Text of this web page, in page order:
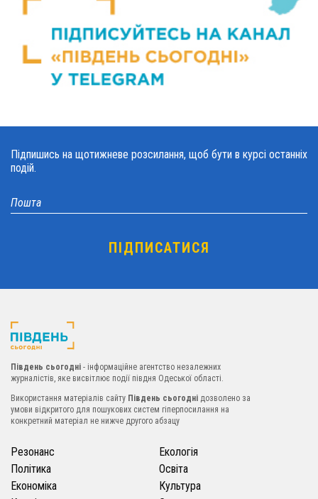
Підпишись на щотижневе розсилання, щоб бути в курсі останніх
подій.
Південь сьогодні - інформаційне агентство незалежних
журналістів, яке висвітлює події півдня Одеської області.
Використання матеріалів сайту Південь сьогодні дозволено за
умови відкритого для пошукових систем гіперпосилання на
конкретний матеріал не нижче другого абзацу
Резонанс
Політика
Економіка
Екологія
Освіта
Культура